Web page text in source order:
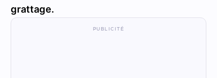
grattage.